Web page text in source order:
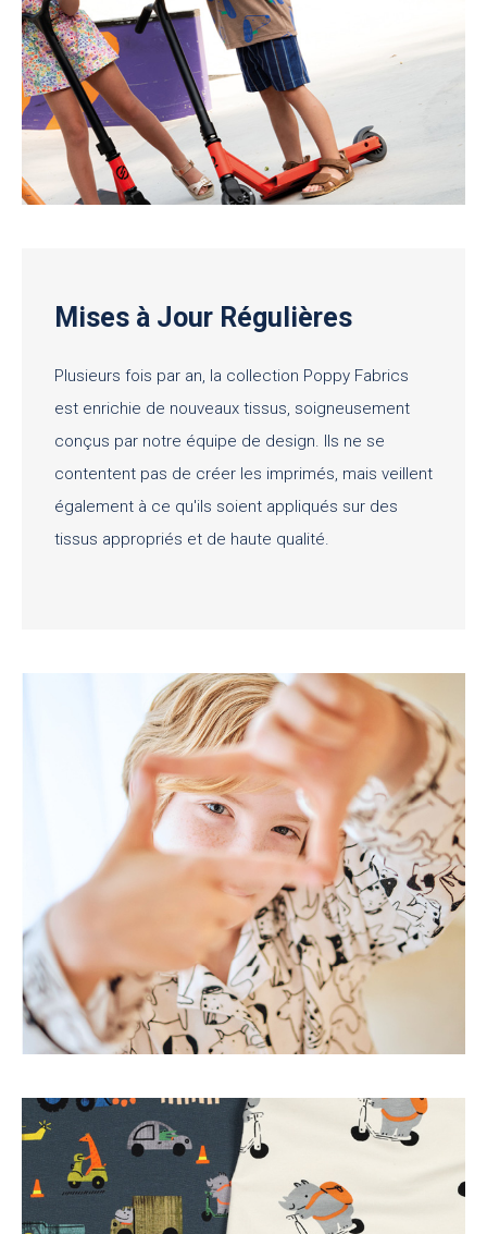
Mises à Jour Régulières
Plusieurs fois par an, la collection Poppy Fabrics
est enrichie de nouveaux tissus, soigneusement
conçus par notre équipe de design. Ils ne se
contentent pas de créer les imprimés, mais veillent
également à ce qu'ils soient appliqués sur des
tissus appropriés et de haute qualité.